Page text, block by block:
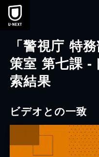
本文へスキップ
「警視庁 特
策室 第七課 -
索結果
ビデオとの一致